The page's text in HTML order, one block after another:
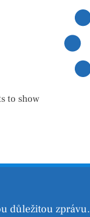
to show
důležitou zprávu.